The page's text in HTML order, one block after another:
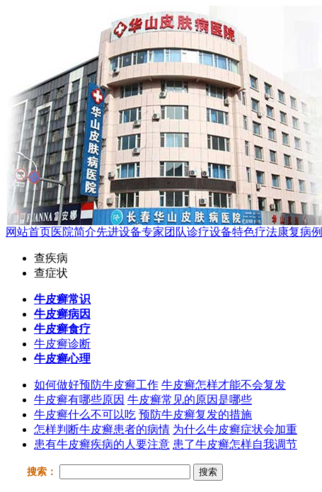
网站首页医院简介先进设备专家团队诊疗设备特色疗法康复病例
查疾病
查症状
牛皮癣常识
牛皮癣病因
牛皮癣食疗
牛皮癣诊断
牛皮癣心理
如何做好预防牛皮癣工作 牛皮癣怎样才能不会复发
牛皮癣有哪些原因 牛皮癣常见的原因是哪些
牛皮癣什么不可以吃 预防牛皮癣复发的措施
怎样判断牛皮癣患者的病情 为什么牛皮癣症状会加重
患有牛皮癣疾病的人要注意 患了牛皮癣怎样自我调节
搜索： 搜索